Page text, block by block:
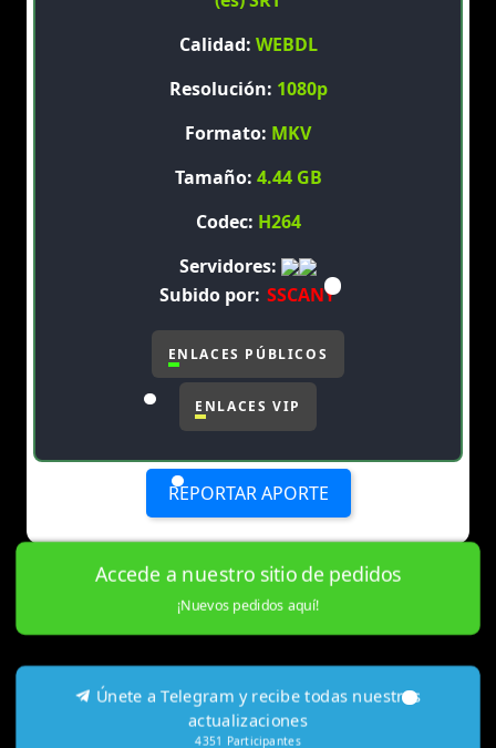
Calidad: WEBDL
Resolución: 1080p
Formato: MKV
Tamaño: 4.44 GB
Codec: H264
Servidores:
Subido por: SSCANY
ENLACES PÚBLICOS
ENLACES VIP
REPORTAR APORTE
Accede a nuestro sitio de pedidos
¡Nuevos pedidos aquí!
Únete a Telegram y recibe todas nuestras
actualizaciones
4351 Participantes